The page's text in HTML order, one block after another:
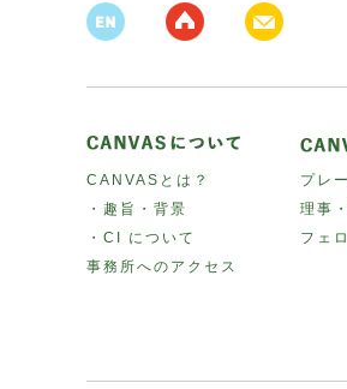
CANVASとは？
・趣旨・背景
・CI について
事務所へのアクセス
プレ
理事
フェ